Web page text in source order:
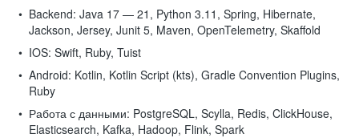
Backend: Java 17 — 21, Python 3.11, Spring, Hibernate,
Jackson, Jersey, Junit 5, Maven, OpenTelemetry, Skaffold
IOS: Swift, Ruby, Tuist
Android: Kotlin, Kotlin Script (kts), Gradle Convention Plugins,
Ruby
Работа с данными: PostgreSQL, Scylla, Redis, ClickHouse,
Elasticsearch, Kafka, Hadoop, Flink, Spark